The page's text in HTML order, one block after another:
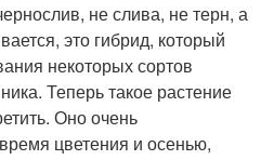
не слива, не терн, а
это гибрид, который
некоторых сортов
Теперь такое растение
Оно очень
цветения и осенью,